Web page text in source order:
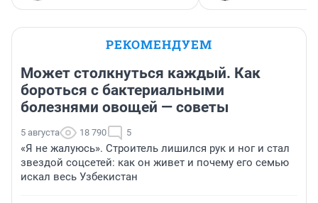
РЕКОМЕНДУЕМ
Может столкнуться каждый. Как
бороться с бактериальными
болезнями овощей — советы
5 августа 18 790 5
«Я не жалуюсь». Строитель лишился рук и ног и стал
звездой соцсетей: как он живет и почему его семью
искал весь Узбекистан